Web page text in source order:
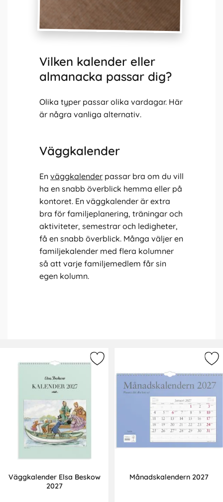
Vilken kalender eller
almanacka passar dig?
Olika typer passar olika vardagar. Här
är några vanliga alternativ.
Väggkalender
En väggkalender passar bra om du vill
ha en snabb överblick hemma eller på
kontoret. En väggkalender är extra
bra för familjeplanering, träningar och
aktiviteter, semestrar och ledigheter,
få en snabb överblick. Många väljer en
familjekalender med flera kolumner
så att varje familjemedlem får sin
egen kolumn.
Väggkalender Elsa Beskow
2027
Månadskalendern 2027